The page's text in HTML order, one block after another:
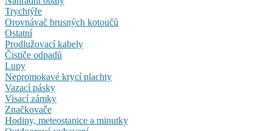
Trychtýře
Orovnávač brusných kotoučů
Ostatní
Prodlužovací kabely
Čističe odpadů
Lupy
Nepromokavé krycí plachty
Vazací pásky
Visací zámky
Značkovače
Hodiny, meteostanice a minutky